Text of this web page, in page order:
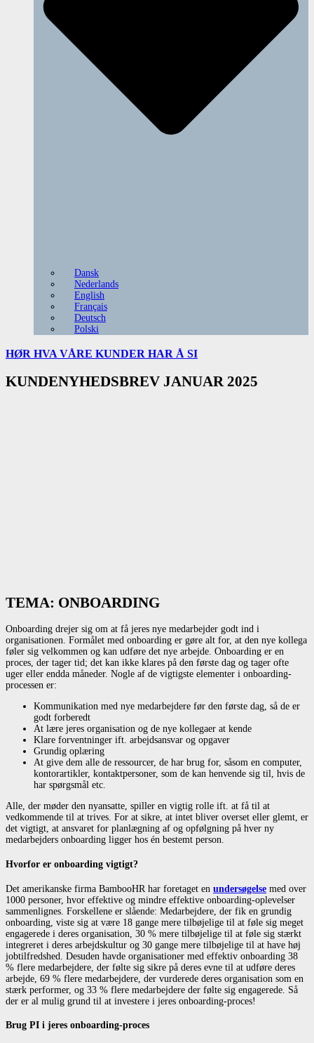
Dansk
Nederlands
English
Français
Deutsch
Polski
HØR HVA VÅRE KUNDER HAR Å SI
KUNDENYHEDSBREV JANUAR 2025
TEMA: ONBOARDING
Onboarding drejer sig om at få jeres nye medarbejder godt ind i
organisationen. Formålet med onboarding er gøre alt for, at den nye kollega
føler sig velkommen og kan udføre det nye arbejde. Onboarding er en
proces, der tager tid; det kan ikke klares på den første dag og tager ofte
uger eller endda måneder. Nogle af de vigtigste elementer i onboarding-
processen er:
Kommunikation med nye medarbejdere før den første dag, så de er
godt forberedt
At lære jeres organisation og de nye kollegaer at kende
Klare forventninger ift. arbejdsansvar og opgaver
Grundig oplæring
At give dem alle de ressourcer, de har brug for, såsom en computer,
kontorartikler, kontaktpersoner, som de kan henvende sig til, hvis de
har spørgsmål etc.
Alle, der møder den nyansatte, spiller en vigtig rolle ift. at få til at
vedkommende til at trives. For at sikre, at intet bliver overset eller glemt, er
det vigtigt, at ansvaret for planlægning af og opfølgning på hver ny
medarbejders onboarding ligger hos én bestemt person.
Hvorfor er onboarding vigtigt?
Det amerikanske firma BambooHR har foretaget en undersøgelse med over
1000 personer, hvor effektive og mindre effektive onboarding-oplevelser
sammenlignes. Forskellene er slående: Medarbejdere, der fik en grundig
onboarding, viste sig at være 18 gange mere tilbøjelige til at føle sig meget
engagerede i deres organisation, 30 % mere tilbøjelige til at føle sig stærkt
integreret i deres arbejdskultur og 30 gange mere tilbøjelige til at have høj
jobtilfredshed. Desuden havde organisationer med effektiv onboarding 38
% flere medarbejdere, der følte sig sikre på deres evne til at udføre deres
arbejde, 69 % flere medarbejdere, der vurderede deres organisation som en
stærk performer, og 33 % flere medarbejdere der følte sig engagerede. Så
der er al mulig grund til at investere i jeres onboarding-proces!
Brug PI i jeres onboarding-proces